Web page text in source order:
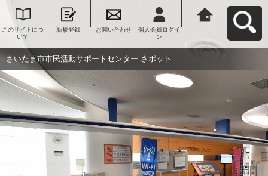
このサイトにつ
いて
新規登録 お問い合わせ
個人会員ログイ
ン
ンター さポット
へ戻る
さいたま市市民活動サポートセンター さポット